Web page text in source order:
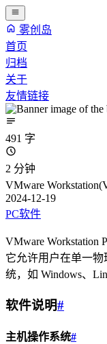
雾创岛
首页
归档
关于
友情链接
491 字
2 分钟
VMware
2024-12-19
PC软件
VMware Workstation
它允许用户在单一
统，如 Windows、
软件说明#
主机操作系统#